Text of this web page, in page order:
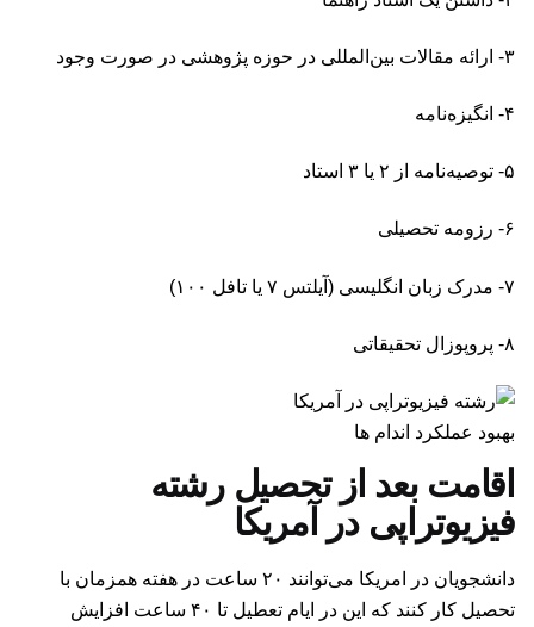
۳- ارائه مقالات بین‌المللی در حوزه پژوهشی در صورت وجود
۴- انگیزه‌نامه
۵- توصیه‌نامه از ۲ یا ۳ استاد
۶- رزومه تحصیلی
۷- مدرک زبان انگلیسی (آیلتس ۷ یا تافل ۱۰۰)
۸- پروپوزال تحقیقاتی
بهبود عملکرد اندام ها
اقامت بعد از تحصیل رشته
فیزیوتراپی در آمریکا
دانشجویان در امریکا می‌توانند ۲۰ ساعت در هفته همزمان با
تحصیل کار کنند که این در ایام تعطیل تا ۴۰ ساعت افزایش